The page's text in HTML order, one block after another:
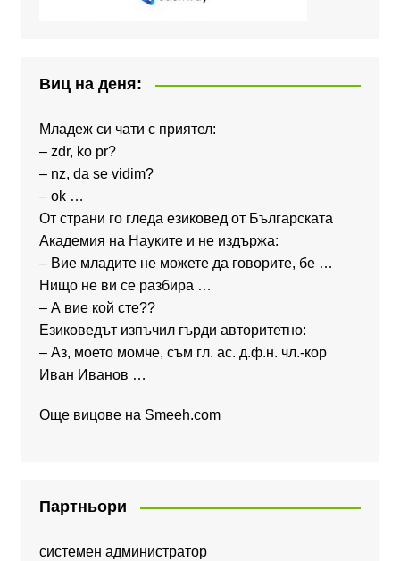
Виц на деня:
Младеж си чати с приятел:
– zdr, ko pr?
– nz, da se vidim?
– ok …
От страни го гледа езиковед от Българската
Академия на Науките и не издържа:
– Вие младите не можете да говорите, бе …
Нищо не ви се разбира …
– А вие кой сте??
Езиковедът изпъчил гърди авторитетно:
– Аз, моето момче, съм гл. ас. д.ф.н. чл.-кор
Иван Иванов …
Още вицове на Smeeh.com
Партньори
системен администратор